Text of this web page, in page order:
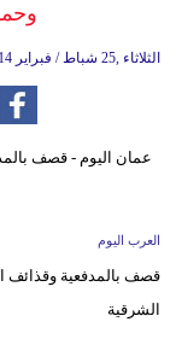
10:32 2014 الثلاثاء ,25 شباط / فبراير
العرب اليوم
قصف بالمدفعية وقذائف
الشرقية